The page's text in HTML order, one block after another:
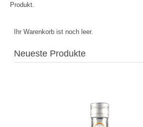
Produkt.
Ihr Warenkorb ist noch leer.
Neueste Produkte